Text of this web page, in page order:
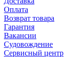
Оплата
Возврат товара
Гарантия
Вакансии
Судовождение
Сервисный центр